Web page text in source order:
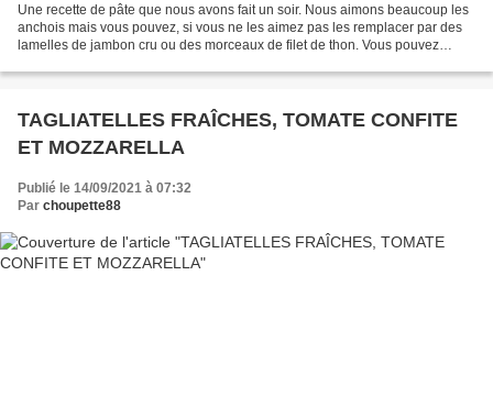
Une recette de pâte que nous avons fait un soir. Nous aimons beaucoup les
anchois mais vous pouvez, si vous ne les aimez pas les remplacer par des
lamelles de jambon cru ou des morceaux de filet de thon. Vous pouvez
TAGLIATELLES FRAÎCHES, TOMATE CONFITE
ET MOZZARELLA
Publié le 14/09/2021 à 07:32
Par choupette88